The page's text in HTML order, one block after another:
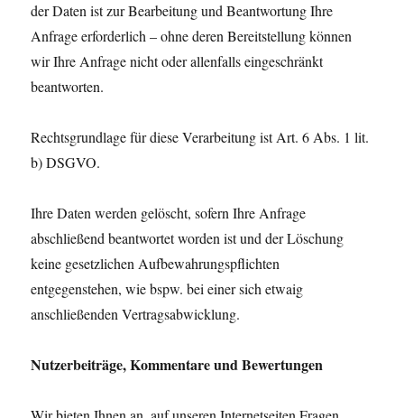
der Daten ist zur Bearbeitung und Beantwortung Ihre
Anfrage erforderlich – ohne deren Bereitstellung können
wir Ihre Anfrage nicht oder allenfalls eingeschränkt
beantworten.
Rechtsgrundlage für diese Verarbeitung ist Art. 6 Abs. 1 lit.
b) DSGVO.
Ihre Daten werden gelöscht, sofern Ihre Anfrage
abschließend beantwortet worden ist und der Löschung
keine gesetzlichen Aufbewahrungspflichten
entgegenstehen, wie bspw. bei einer sich etwaig
anschließenden Vertragsabwicklung.
Nutzerbeiträge, Kommentare und Bewertungen